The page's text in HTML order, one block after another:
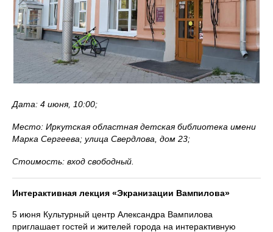
Дата: 4 июня, 10:00;
Место: Иркутская областная детская библиотека имени
Марка Сергеева; улица Свердлова, дом 23;
Стоимость: вход свободный.
Интерактивная лекция «Экранизации Вампилова»
5 июня Культурный центр Александра Вампилова
приглашает гостей и жителей города на интерактивную